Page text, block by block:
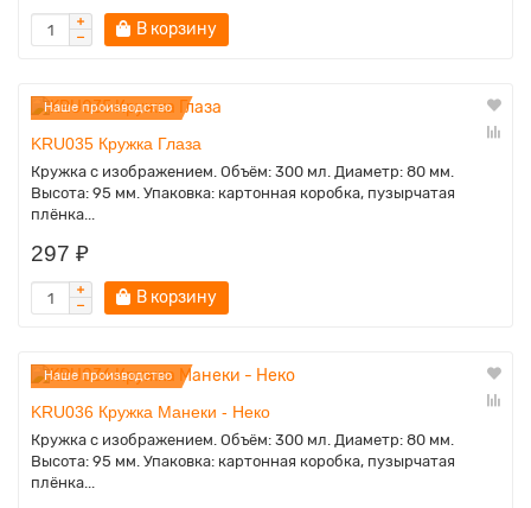
В корзину
Наше производство
KRU035 Кружка Глаза
Кружка с изображением. Объём: 300 мл. Диаметр: 80 мм.
Высота: 95 мм. Упаковка: картонная коробка, пузырчатая
плёнка...
297 ₽
В корзину
Наше производство
KRU036 Кружка Манеки - Неко
Кружка с изображением. Объём: 300 мл. Диаметр: 80 мм.
Высота: 95 мм. Упаковка: картонная коробка, пузырчатая
плёнка...